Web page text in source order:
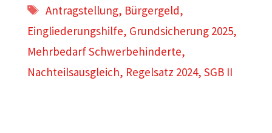
Schlagwörter
Antragstellung, Bürgergeld,
Eingliederungshilfe, Grundsicherung 2025,
Mehrbedarf Schwerbehinderte,
Nachteilsausgleich, Regelsatz 2024, SGB II